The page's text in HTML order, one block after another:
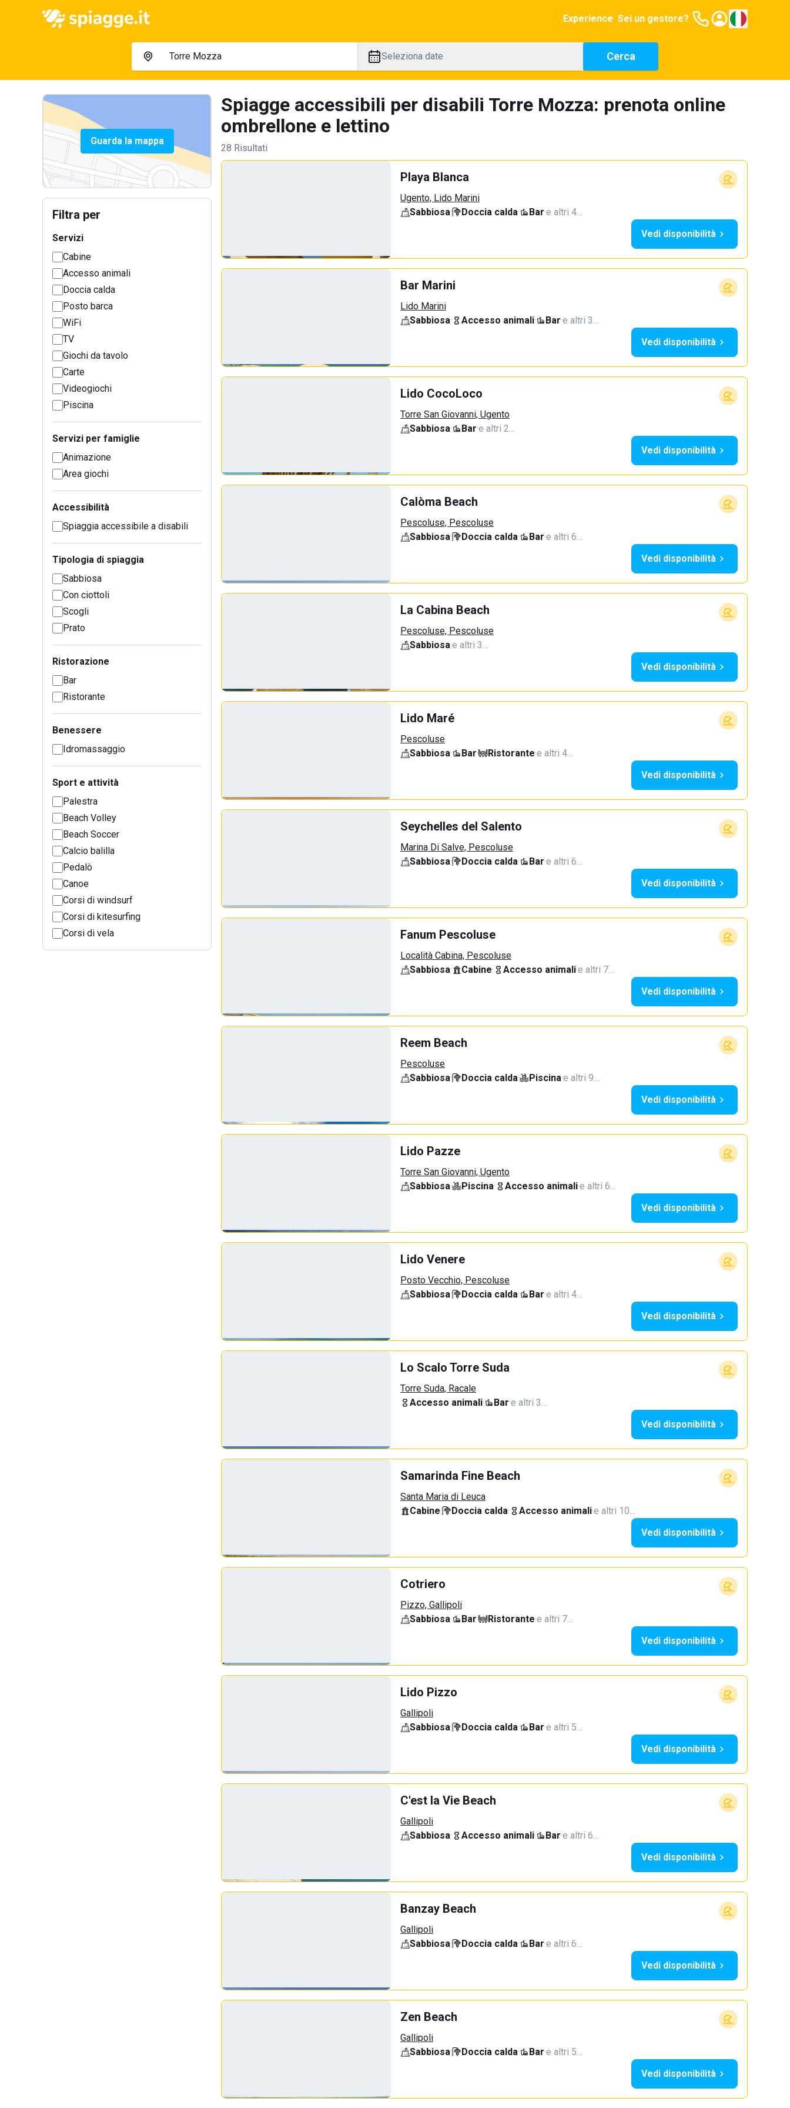
Experience Sei un gestore?
Seleziona date Cerca
Guarda la mappa
Filtra per
Servizi
Cabine
Accesso animali
Doccia calda
Posto barca
WiFi
TV
Giochi da tavolo
Carte
Videogiochi
Piscina
Servizi per famiglie
Animazione
Area giochi
Accessibilità
Spiaggia accessibile a disabili
Tipologia di spiaggia
Sabbiosa
Con ciottoli
Scogli
Prato
Ristorazione
Bar
Ristorante
Benessere
Idromassaggio
Sport e attività
Palestra
Beach Volley
Beach Soccer
Calcio balilla
Pedalò
Canoe
Corsi di windsurf
Corsi di kitesurfing
Corsi di vela
Spiagge accessibili per disabili Torre Mozza: prenota online
ombrellone e lettino
28 Risultati
Playa Blanca
Ugento, Lido Marini
Sabbiosa· Doccia calda· Bar·e altri 4…
Vedi disponibilità
Bar Marini
Lido Marini
Sabbiosa· Accesso animali· Bar·e altri 3…
Vedi disponibilità
Lido CocoLoco
Torre San Giovanni, Ugento
Sabbiosa· Bar·e altri 2…
Vedi disponibilità
Calòma Beach
Pescoluse, Pescoluse
Sabbiosa· Doccia calda· Bar·e altri 6…
Vedi disponibilità
La Cabina Beach
Pescoluse, Pescoluse
Sabbiosa·e altri 3…
Vedi disponibilità
Lido Maré
Pescoluse
Sabbiosa· Bar· Ristorante·e altri 4…
Vedi disponibilità
Seychelles del Salento
Marina Di Salve, Pescoluse
Sabbiosa· Doccia calda· Bar·e altri 6…
Vedi disponibilità
Fanum Pescoluse
Località Cabina, Pescoluse
Sabbiosa· Cabine· Accesso animali·e altri 7…
Vedi disponibilità
Reem Beach
Pescoluse
Sabbiosa· Doccia calda· Piscina·e altri 9…
Vedi disponibilità
Lido Pazze
Torre San Giovanni, Ugento
Sabbiosa· Piscina· Accesso animali·e altri 6…
Vedi disponibilità
Lido Venere
Posto Vecchio, Pescoluse
Sabbiosa· Doccia calda· Bar·e altri 4…
Vedi disponibilità
Lo Scalo Torre Suda
Torre Suda, Racale
Accesso animali· Bar·e altri 3…
Vedi disponibilità
Samarinda Fine Beach
Santa Maria di Leuca
Cabine· Doccia calda· Accesso animali·e altri 10…
Vedi disponibilità
Cotriero
Pizzo, Gallipoli
Sabbiosa· Bar· Ristorante·e altri 7…
Vedi disponibilità
Lido Pizzo
Gallipoli
Sabbiosa· Doccia calda· Bar·e altri 5…
Vedi disponibilità
C'est la Vie Beach
Gallipoli
Sabbiosa· Accesso animali· Bar·e altri 6…
Vedi disponibilità
Banzay Beach
Gallipoli
Sabbiosa· Doccia calda· Bar·e altri 6…
Vedi disponibilità
Zen Beach
Gallipoli
Sabbiosa· Doccia calda· Bar·e altri 5…
Vedi disponibilità